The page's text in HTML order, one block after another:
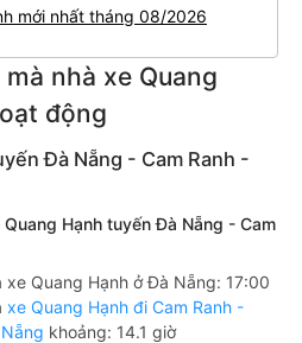
mới nhất tháng 08/2026
nhà xe Quang
động
Đà Nẵng - Cam Ranh -
Hạnh tuyến Đà Nẵng - Cam
xe Quang Hạnh ở Đà Nẵng: 17:00
xe Quang Hạnh đi Cam Ranh -
khoảng: 14.1 giờ